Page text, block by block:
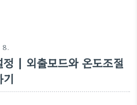
8.
| 외출모드와 온도조절